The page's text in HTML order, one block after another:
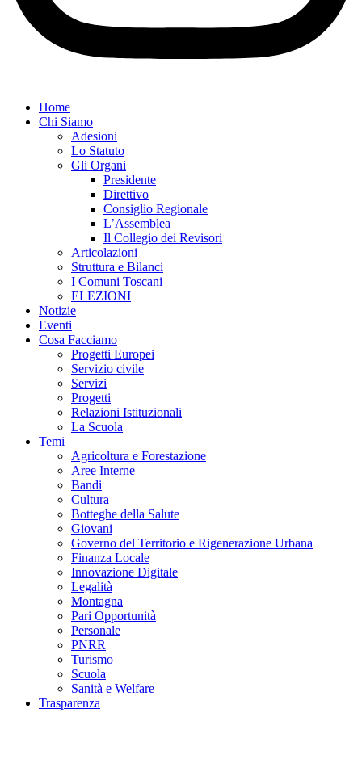
Home
Chi Siamo
Adesioni
Lo Statuto
Gli Organi
Presidente
Direttivo
Consiglio Regionale
L’Assemblea
Il Collegio dei Revisori
Articolazioni
Struttura e Bilanci
I Comuni Toscani
ELEZIONI
Notizie
Eventi
Cosa Facciamo
Progetti Europei
Servizio civile
Servizi
Progetti
Relazioni Istituzionali
La Scuola
Temi
Agricoltura e Forestazione
Aree Interne
Bandi
Cultura
Botteghe della Salute
Giovani
Governo del Territorio e Rigenerazione Urbana
Finanza Locale
Innovazione Digitale
Legalità
Montagna
Pari Opportunità
Personale
PNRR
Turismo
Scuola
Sanità e Welfare
Trasparenza